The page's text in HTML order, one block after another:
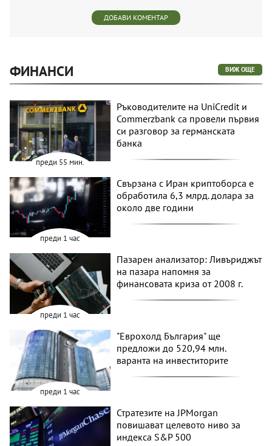
ДОБАВИ КОМЕНТАР
ФИНАНСИ ВИЖ ОЩЕ
преди 55 мин.
Ръководителите на UniCredit и
Commerzbank са провели първия
си разговор за германската
банка
преди 1 час
Свързана с Иран криптоборса е
обработила 6,3 млрд. долара за
около две години
преди 1 час
Пазарен анализатор: Ливъриджът
на пазара напомня за
финансовата криза от 2008 г.
преди 1 час
"Еврохолд България" ще
предложи до 520,94 млн.
варанта на инвеститорите
Стратезите на JPMorgan
повишават целевото ниво за
индекса S&P 500